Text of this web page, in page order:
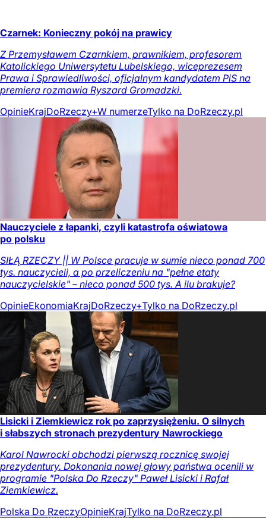
Czarnek: Konieczny pokój na prawicy
Z Przemysławem Czarnkiem, prawnikiem, profesorem
Katolickiego Uniwersytetu Lubelskiego, wiceprezesem
Prawa i Sprawiedliwości, oficjalnym kandydatem PiS na
premiera rozmawia Ryszard Gromadzki.
OpinieKrajDoRzeczy+W numerzeTylko na DoRzeczy.pl
Nauczyciele z łapanki, czyli katastrofa oświatowa
po polsku
SIŁĄ RZECZY || W Polsce pracuje w sumie nieco ponad 700
tys. nauczycieli, a po przeliczeniu na "pełne etaty
nauczycielskie" – nieco ponad 500 tys. A ilu brakuje?
OpinieEkonomiaKrajDoRzeczy+Tylko na DoRzeczy.pl
Lisicki i Ziemkiewicz rok po zaprzysiężeniu. O silnych
i słabszych stronach prezydentury Nawrockiego
Karol Nawrocki obchodzi pierwszą rocznicę swojej
prezydentury. Dokonania nowej głowy państwa ocenili w
programie "Polska Do Rzeczy" Paweł Lisicki i Rafał
Ziemkiewicz.
Polska Do RzeczyOpinieKrajTylko na DoRzeczy.pl